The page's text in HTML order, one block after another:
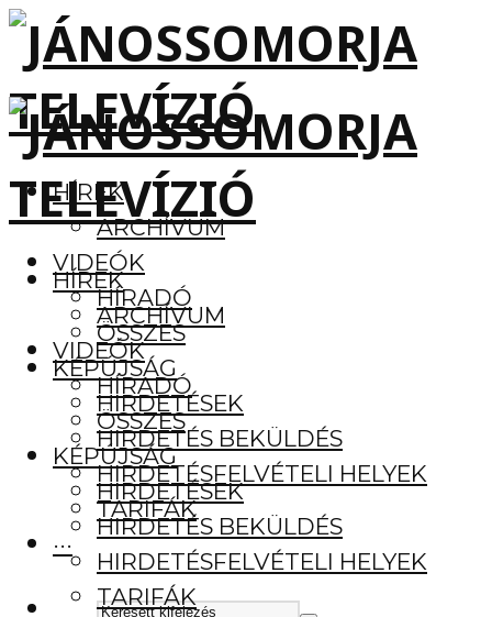
HÍREK
ARCHÍVUM
VIDEÓK
HÍRADÓ
ÖSSZES
KÉPÚJSÁG
HIRDETÉSEK
HIRDETÉS BEKÜLDÉS
HIRDETÉSFELVÉTELI HELYEK
TARIFÁK
···
HÍREK
ARCHÍVUM
VIDEÓK
HÍRADÓ
ÖSSZES
KÉPÚJSÁG
HIRDETÉSEK
HIRDETÉS BEKÜLDÉS
HIRDETÉSFELVÉTELI HELYEK
TARIFÁK